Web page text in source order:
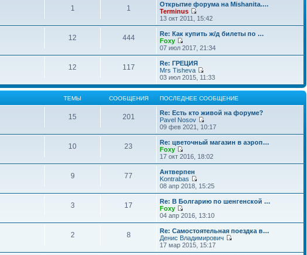
1 1
Открытие форума на Mishanita.…
Terminus
П
е
р
е
й
т
и
к
п
о
с
л
е
н
е
м
у
с
о
б
н
и
ю
13 окт 2011, 15:42
12 444
Re: Как купить ж/д билеты по …
Foxy
П
е
р
е
й
т
и
к
п
о
с
л
е
н
е
м
у
с
о
о
б
щ
н
и
ю
07 июл 2017, 21:34
12 117
Re: ГРЕЦИЯ
Mrs Tisheva
П
е
р
е
й
т
к
п
о
с
л
е
е
м
с
о
б
щ
е
н
и
03 июл 2015, 11:33
ТЕМЫ СООБЩЕНИЯ ПОСЛЕДНЕЕ СООБЩЕНИЕ
15 201
Re: Есть кто живой на форуме?
Pavel Nosov
П
е
р
е
й
т
п
о
л
д
н
е
м
у
с
09 фев 2021, 10:17
10 23
Re: цветочный магазин в аэроп…
Foxy
П
е
р
е
й
т
к
п
о
л
е
д
17 окт 2016, 18:02
9 77
Антверпен
Kontrabas
П
е
р
е
й
т
к
п
о
08 апр 2018, 15:25
3 17
Re: В Болгарию по шенгенской …
Foxy
П
е
р
е
й
т
04 апр 2016, 13:10
2 8
Re: Самостоятельная поездка в…
Денис Владимирович
е
17 мар 2015, 15:17